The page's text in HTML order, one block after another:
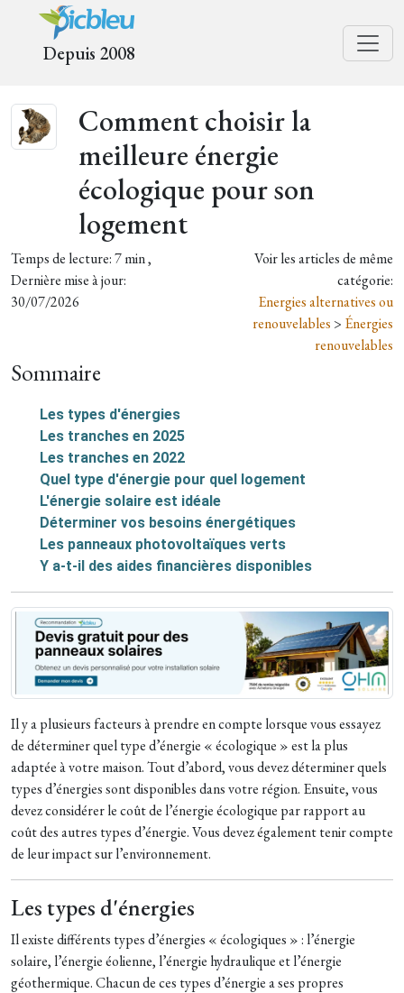
Depuis 2008
Comment choisir la
meilleure énergie
écologique pour son
logement
Temps de lecture: 7 min ,
Dernière mise à jour:
30/07/2026
Voir les articles de même
catégorie:
Energies alternatives ou
renouvelables > Énergies
renouvelables
Sommaire
Les types d'énergies
Les tranches en 2025
Les tranches en 2022
Quel type d'énergie pour quel logement
L'énergie solaire est idéale
Déterminer vos besoins énergétiques
Les panneaux photovoltaïques verts
Y a-t-il des aides financières disponibles
Il y a plusieurs facteurs à prendre en compte lorsque vous essayez
de déterminer quel type d’énergie « écologique » est la plus
adaptée à votre maison. Tout d’abord, vous devez déterminer quels
types d’énergies sont disponibles dans votre région. Ensuite, vous
devez considérer le coût de l’énergie écologique par rapport au
coût des autres types d’énergie. Vous devez également tenir compte
de leur impact sur l’environnement.
Les types d'énergies
Il existe différents types d’énergies « écologiques » : l’énergie
solaire, l’énergie éolienne, l’énergie hydraulique et l’énergie
géothermique. Chacun de ces types d’énergie a ses propres